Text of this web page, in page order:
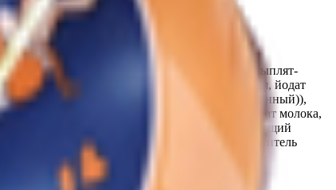
бройлеров, мясо механической обвалки цыплят-
йодированная (соль пищевая выварочная, йодат
кислотности (трифосфат натрия (5-замещенный)),
кориандр, имбирь), ароматизаторы (аромат молока,
окраски - нитрит натрия; агент антислеживающий
(гуаровая камедь)), пищевая добавка (загуститель
калия)), краситель пищевой (краситель
и продуктов их переработки.